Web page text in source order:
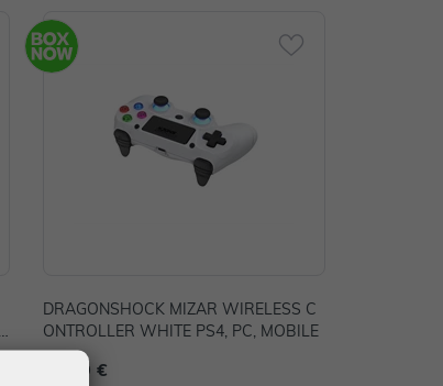
DRAGONSHOCK MIZAR WIRELESS C
ONTROLLER WHITE PS4, PC, MOBILE
44,99 €